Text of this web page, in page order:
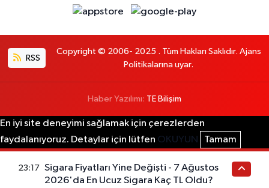
RSS
Copyright © 2006- 2025 . Tüm Hakları Saklıdır. Ajans
Politikalarına uyar.
Haber Yazılımı: TE Bilişim
En iyi site deneyimi sağlamak için çerezlerden
faydalanıyoruz. Detaylar için lütfen OKUYUN Tamam
23:17 Sigara Fiyatları Yine Değişti - 7 Ağustos
2026'da En Ucuz Sigara Kaç TL Oldu?